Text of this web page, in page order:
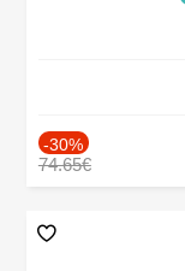
-30%
74.65€